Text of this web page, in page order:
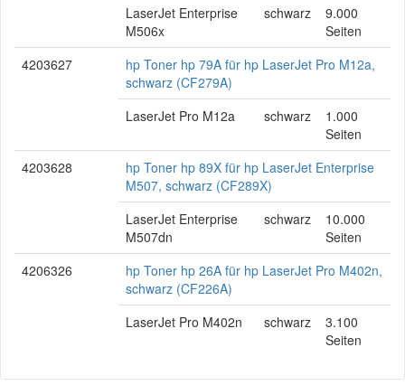
LaserJet Enterprise
M506x
schwarz
9.000
Seiten
4203627
hp Toner hp 79A für hp LaserJet Pro M12a,
schwarz (CF279A)
LaserJet Pro M12a
schwarz
1.000
Seiten
4203628
hp Toner hp 89X für hp LaserJet Enterprise
M507, schwarz (CF289X)
LaserJet Enterprise
M507dn
schwarz
10.000
Seiten
4206326
hp Toner hp 26A für hp LaserJet Pro M402n,
schwarz (CF226A)
LaserJet Pro M402n
schwarz
3.100
Seiten